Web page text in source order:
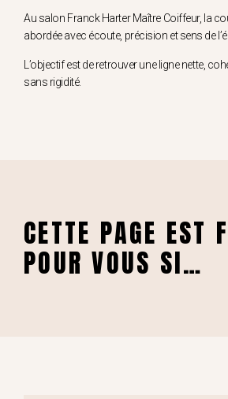
Au salon Franck Harter Maître Coiffeur, la
abordée avec écoute, précision et sens de
L’objectif est de retrouver une ligne nette,
sans rigidité.
CETTE PAGE EST
POUR VOUS SI…